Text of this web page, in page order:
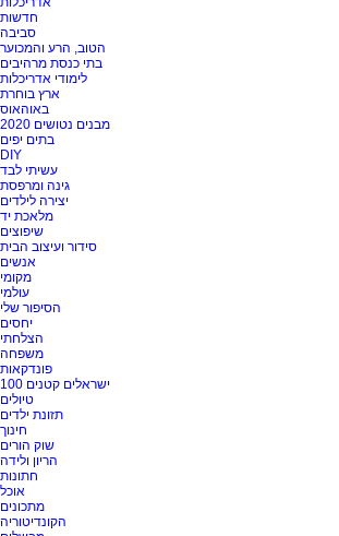
חדשות
סביבה
הטוב, הרע והמכוער
בתי כנסת מרהיבים
לימודי אדריכלות
ארץ בוחרת
באוהאוס
מבנים נטושים 2020
בתים יפים
DIY
עשיתי לבד
גינה ומרפסת
יצירה לילדים
מלאכת יד
שיפוצים
סידור ועיצוב הבית
אנשים
מקומי
עולמי
הסיפור שלי
יחסים
הצלחתי
משפחה
פונדקאות
100 ישראלים קטנים
טיולים
תזונת ילדים
חינוך
שוק הורים
הריון ולידה
חתונות
אוכל
מתכונים
הקונדיטוריה